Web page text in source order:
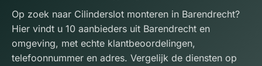
Op zoek naar Cilinderslot monteren in Barendrecht?
Hier vindt u 10 aanbieders uit Barendrecht en
omgeving, met echte klantbeoordelingen,
telefoonnummer en adres. Vergelijk de diensten op